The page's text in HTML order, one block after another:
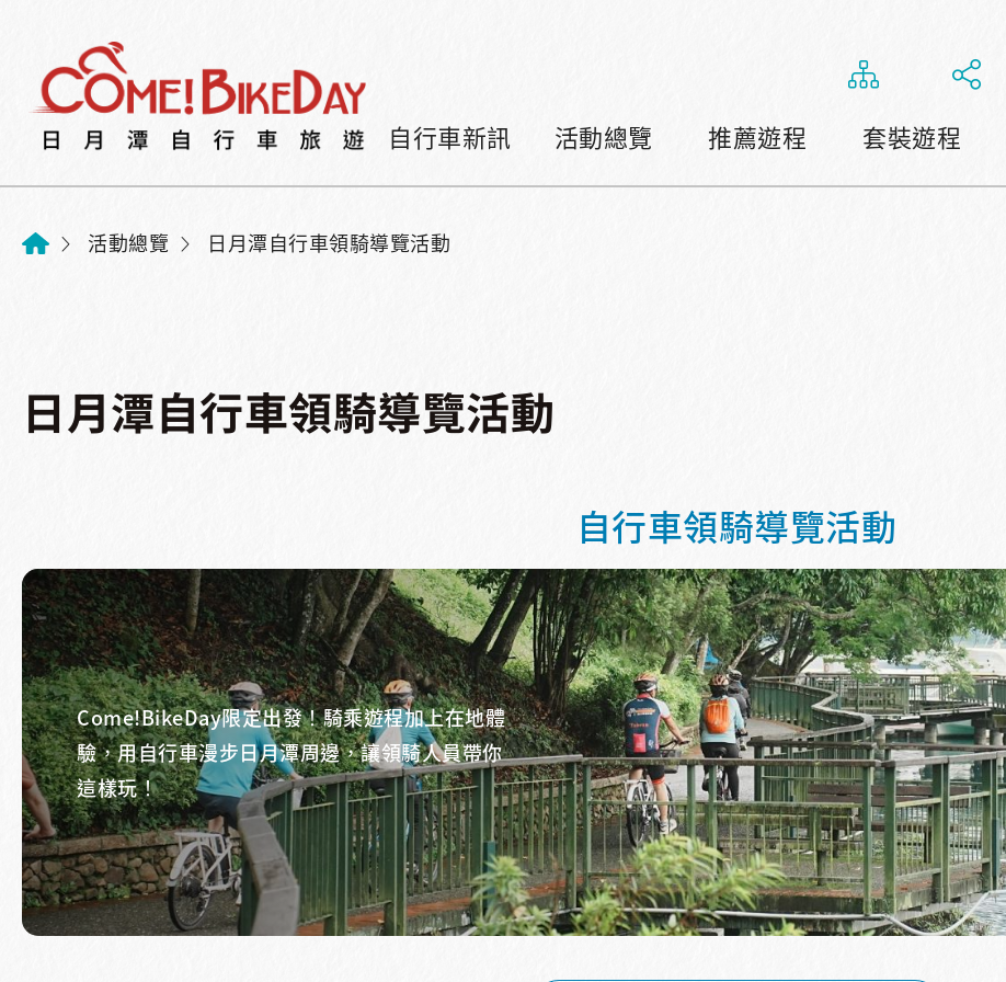
自行車新訊 活動總覽 推薦遊程 套裝遊程
活動總覽 日月潭自行車領騎導覽活動
日月潭自行車領騎導覽活動
自行車領騎導覽活動
Come!BikeDay限定出發！騎乘遊程加上在地體
驗，用自行車漫步日月潭周邊，讓領騎人員帶你
這樣玩！